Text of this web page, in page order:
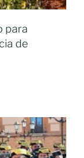
para
de